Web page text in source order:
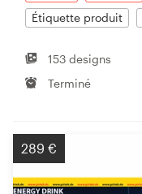
Étiquette produit
153 designs
Terminé
289 €
Devenez designer
Blog